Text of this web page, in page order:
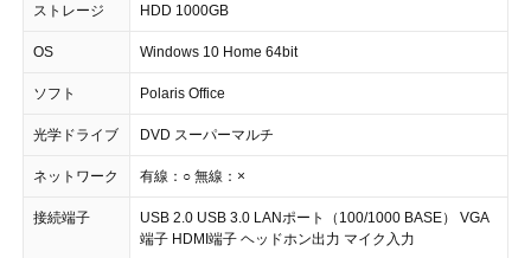
ストレージ HDD 1000GB
OS Windows 10 Home 64bit
ソフト Polaris Office
光学ドライブ DVD スーパーマルチ
ネットワーク 有線：○ 無線：×
接続端子
USB 2.0 USB 3.0 LANポート（100/1000 BASE） VGA
端子 HDMI端子 ヘッドホン出力 マイク入力